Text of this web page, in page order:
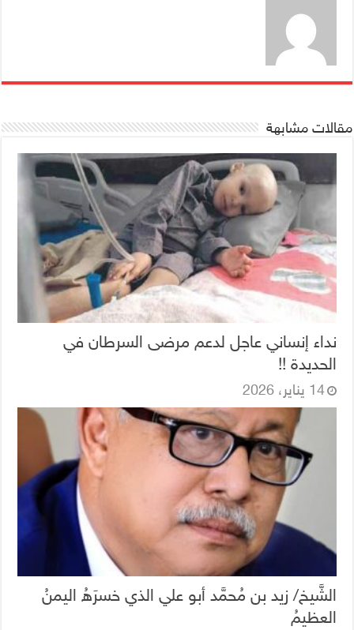
مقالات مشابهة
نداء إنساني عاجل لدعم مرضى السرطان في
الحديدة !!
14 يناير، 2026
الشَّيخ/ زيد بن مُحمَّد أبو علي الذي خسرَهُ اليمنُ
العظيمُ